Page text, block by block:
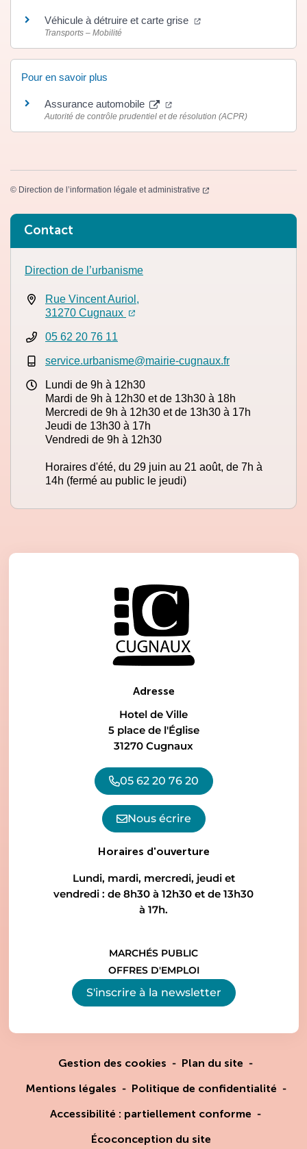
Véhicule à détruire et carte grise (ouverture dans un
Transports – Mobilité
Pour en savoir plus
Assurance automobile (ouverture dans un nouvel
Autorité de contrôle prudentiel et de résolution (ACPR)
© Direction de l’information légale et administrative (ouverture dans un
Informations complémentaires
Contact
Direction de l’urbanisme
Rue Vincent Auriol,
31270 Cugnaux (ouverture dans un nouvel onglet)
(ouverture dans un nouvel onglet)
05 62 20 76 11
service.urbanisme@mairie-cugnaux.fr
Lundi de 9h à 12h30
Mardi de 9h à 12h30 et de 13h30 à 18h
Mercredi de 9h à 12h30 et de 13h30 à 17h
Jeudi de 13h30 à 17h
Vendredi de 9h à 12h30
Horaires d'été, du 29 juin au 21 août, de 7h à
14h (fermé au public le jeudi)
Adresse
Hotel de Ville
5 place de l'Église
31270 Cugnaux
05 62 20 76 20
Nous écrire
Horaires d'ouverture
Lundi, mardi, mercredi, jeudi et
vendredi : de 8h30 à 12h30 et de 13h30
à 17h.
MARCHÉS PUBLIC
OFFRES D'EMPLOI
S'inscrire à la newsletter
Gestion des cookies
Plan du site
Mentions légales
Politique de confidentialité
Accessibilité : partiellement conforme
Écoconception du site